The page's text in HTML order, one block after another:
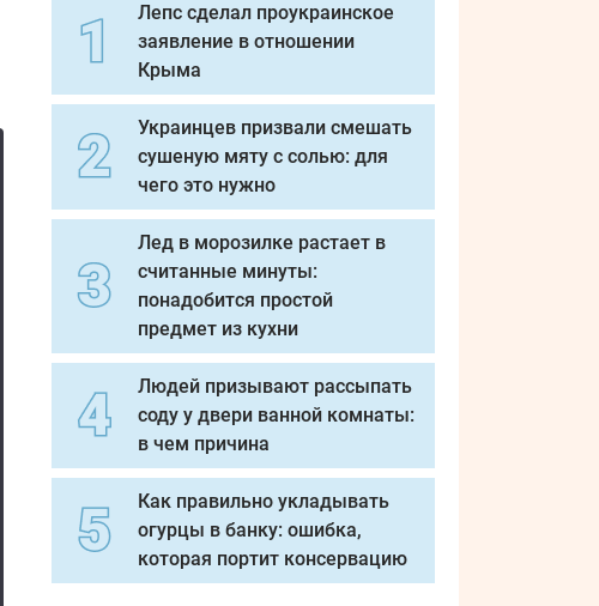
Лепс сделал проукраинское
заявление в отношении
Крыма
Украинцев призвали смешать
сушеную мяту с солью: для
чего это нужно
Лед в морозилке растает в
считанные минуты:
понадобится простой
предмет из кухни
Людей призывают рассыпать
соду у двери ванной комнаты:
в чем причина
Как правильно укладывать
огурцы в банку: ошибка,
которая портит консервацию